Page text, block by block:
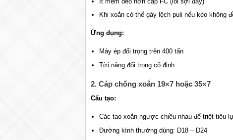
Khi xoắn có thể gây lệch puli nếu kéo không
Ứng dụng:
Máy ép đối trọng trên 400 tấn
Tời nâng đối trọng cố định
2. Cáp chống xoắn 19×7 hoặc 35×7
Cấu tạo:
Các tao xoắn ngược chiều nhau để triệt tiêu
Đường kính thường dùng: D18 – D24